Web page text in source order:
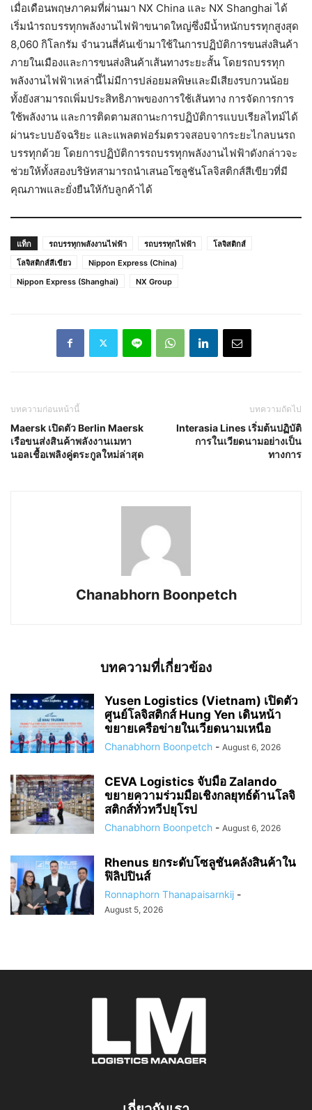
เมื่อเดือนพฤษภาคมที่ผ่านมา NX China และ NX Shanghai ได้
เริ่มนำรถบรรทุกพลังงานไฟฟ้าขนาดใหญ่ซึ่งมีน้ำหนักบรรทุกสูงสุด
8,060 กิโลกรัม จำนวนสี่คันเข้ามาใช้ในการปฏิบัติการขนส่งสินค้า
ภายในเมืองและการขนส่งสินค้าเส้นทางระยะสั้น โดยรถบรรทุก
พลังงานไฟฟ้าเหล่านี้ไม่มีการปล่อยมลพิษและมีเสียงรบกวนน้อย
ทั้งยังสามารถเพิ่มประสิทธิภาพของการใช้เส้นทาง การจัดการการ
ใช้พลังงาน และการติดตามสถานะการปฏิบัติการแบบเรียลไทม์ได้
ผ่านระบบอัจฉริยะ และแพลตฟอร์มตรวจสอบจากระยะไกลบนรถ
บรรทุกด้วย โดยการปฏิบัติการรถบรรทุกพลังงานไฟฟ้าดังกล่าวจะ
ช่วยให้ทั้งสองบริษัทสามารถนำเสนอโซลูชันโลจิสติกส์สีเขียวที่มี
คุณภาพและยั่งยืนให้กับลูกค้าได้
แท็ก รถบรรทุกพลังงานไฟฟ้า รถบรรทุกไฟฟ้า
โลจิสติกส์
โลจิสติกส์สีเขียว
Nippon Express (China)
Nippon Express (Shanghai)
NX Group
บทความก่อนหน้านี้
Maersk เปิดตัว Berlin Maersk
เรือขนส่งสินค้าพลังงานเมทา
นอลเชื้อเพลิงคู่ตระกูลใหม่ล่าสุด
บทความถัดไป
Interasia Lines เริ่มต้นปฏิบัติ
การในเวียดนามอย่างเป็น
ทางการ
Chanabhorn Boonpetch
บทความที่เกี่ยวข้อง
Yusen Logistics (Vietnam) เปิดตัว
ศูนย์โลจิสติกส์ Hung Yen เดินหน้า
ขยายเครือข่ายในเวียดนามเหนือ
Chanabhorn Boonpetch - August 6, 2026
CEVA Logistics จับมือ Zalando
ขยายความร่วมมือเชิงกลยุทธ์ด้านโลจิ
สติกส์ทั่วทวีปยุโรป
Chanabhorn Boonpetch - August 6, 2026
Rhenus ยกระดับโซลูชันคลังสินค้าใน
ฟิลิปปินส์
Ronnaphorn Thanapaisarnkij -
August 5, 2026